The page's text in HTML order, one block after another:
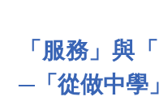
「服務」與
─「從做中學」